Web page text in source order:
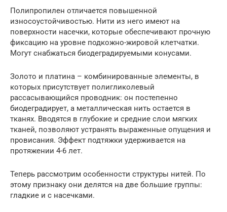
Полипропилен отличается повышенной
износоустойчивостью. Нити из него имеют на
поверхности насечки, которые обеспечивают прочную
фиксацию на уровне подкожно-жировой клетчатки.
Могут снабжаться биодеградируемыми конусами.
Золото и платина – комбинированные элементы, в
которых присутствует полигликолевый
рассасывающийся проводник: он постепенно
биодеградирует, а металлическая нить остается в
тканях. Вводятся в глубокие и средние слои мягких
тканей, позволяют устранять выраженные опущения и
провисания. Эффект подтяжки удерживается на
протяжении 4-6 лет.
Теперь рассмотрим особенности структуры нитей. По
этому признаку они делятся на две большие группы:
гладкие и с насечками.